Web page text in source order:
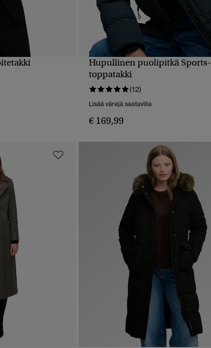
PIKAKATSELU
Hupullinen puolipitkä Sports-
toppatakki
(12)
Lisää värejä saatavilla
€ 169,99